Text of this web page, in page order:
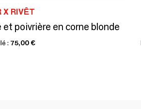
X RIVÊT
poivrière en corne blonde
: 75,00 €